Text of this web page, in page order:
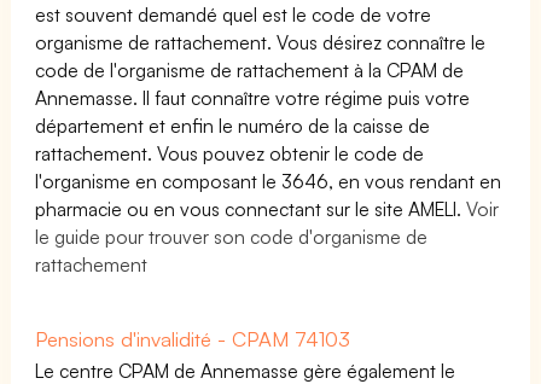
est souvent demandé quel est le code de votre
organisme de rattachement. Vous désirez connaître le
code de l'organisme de rattachement à la CPAM de
Annemasse. Il faut connaître votre régime puis votre
département et enfin le numéro de la caisse de
rattachement. Vous pouvez obtenir le code de
l'organisme en composant le 3646, en vous rendant en
pharmacie ou en vous connectant sur le site AMELI.Voir
le guide pour trouver son code d'organisme de
rattachement
Pensions d'invalidité - CPAM 74103
Le centre CPAM de Annemasse gère également le